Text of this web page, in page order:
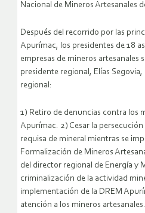
Nacional de Mineros Artesanales
Después del recorrido por las
Apurímac, los presidentes de 18
empresas de mineros artesanales
presidente regional, Elías
regional:
1) Retiro de denuncias contra los
Apurímac. 2) Cesar la
requisa de mineral mientras se
Formalización de Mineros
del director regional de Energía y
criminalización de la actividad
implementación de la DREM
atención a los mineros